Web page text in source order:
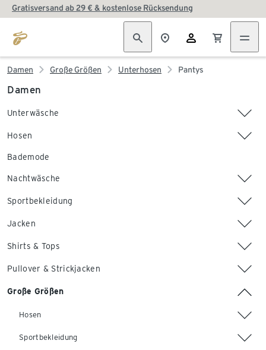
Gratisversand ab 29 € & kostenlose Rücksendung
Damen Große Größen Unterhosen Pantys
Damen
Unterwäsche
Hosen
Bademode
Nachtwäsche
Sportbekleidung
Jacken
Shirts & Tops
Pullover & Strickjacken
Große Größen
Hosen
Sportbekleidung